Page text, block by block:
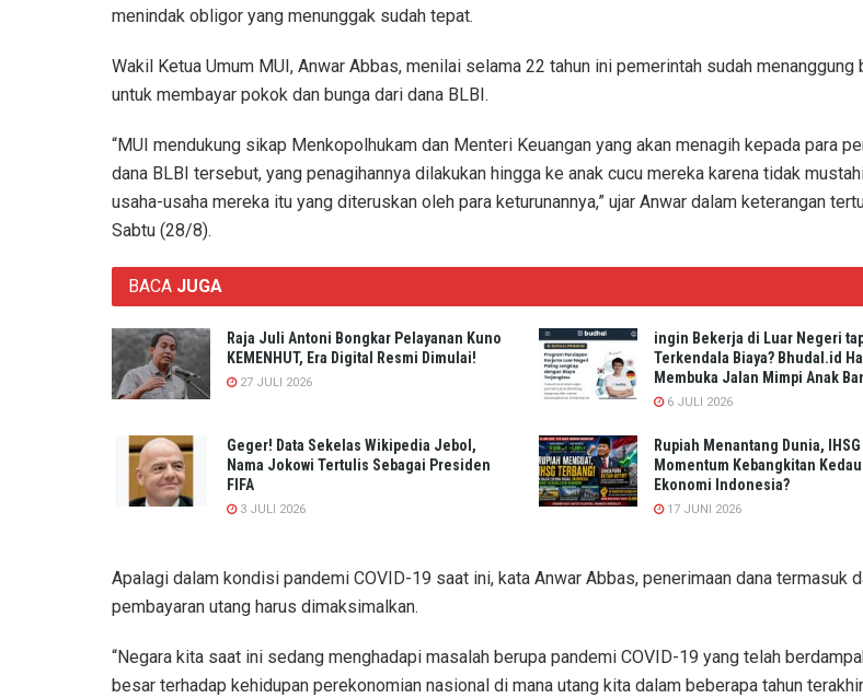
menindak obligor yang menunggak sudah tepat.
Wakil Ketua Umum MUI, Anwar Abbas, menilai selama 22 tahun ini pemerintah sudah menanggung
untuk membayar pokok dan bunga dari dana BLBI.
“MUI mendukung sikap Menkopolhukam dan Menteri Keuangan yang akan menagih kepada para
dana BLBI tersebut, yang penagihannya dilakukan hingga ke anak cucu mereka karena tidak
usaha-usaha mereka itu yang diteruskan oleh para keturunannya,” ujar Anwar dalam keterangan
Sabtu (28/8).
BACA JUGA
Raja Juli Antoni Bongkar Pelayanan Kuno
KEMENHUT, Era Digital Resmi Dimulai!
27 JULI 2026
ingin Bekerja di Luar Negeri
Terkendala Biaya? Bhudal.id
Membuka Jalan Mimpi Anak
6 JULI 2026
Geger! Data Sekelas Wikipedia Jebol,
Nama Jokowi Tertulis Sebagai Presiden
FIFA
3 JULI 2026
Rupiah Menantang Dunia,
Momentum Kebangkitan
Ekonomi Indonesia?
17 JUNI 2026
Apalagi dalam kondisi pandemi COVID-19 saat ini, kata Anwar Abbas, penerimaan dana termasuk
pembayaran utang harus dimaksimalkan.
“Negara kita saat ini sedang menghadapi masalah berupa pandemi COVID-19 yang telah
besar terhadap kehidupan perekonomian nasional di mana utang kita dalam beberapa tahun